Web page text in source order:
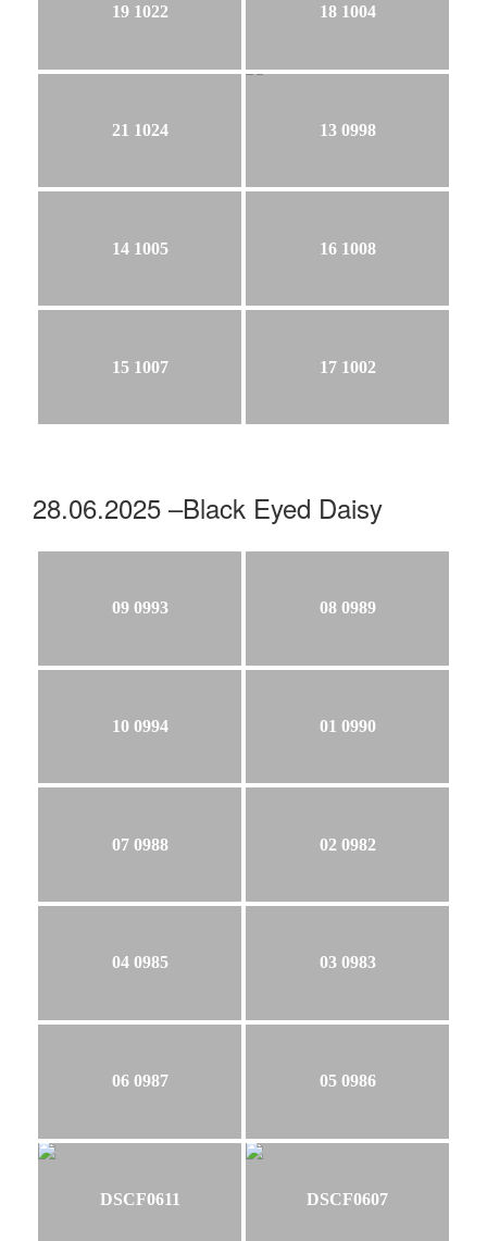
19 1022 18 1004
21 1024 13 0998
14 1005 16 1008
15 1007 17 1002
28.06.2025 –Black Eyed Daisy
09 0993 08 0989
10 0994 01 0990
07 0988 02 0982
04 0985 03 0983
06 0987 05 0986
DSCF0611 DSCF0607